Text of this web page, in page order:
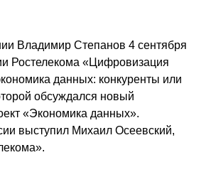
Владимир Степанов 4 сентября
Ростелекома «Цифровизация
данных: конкуренты или
обсуждался новый
«Экономика данных».
выступил Михаил Осеевский,